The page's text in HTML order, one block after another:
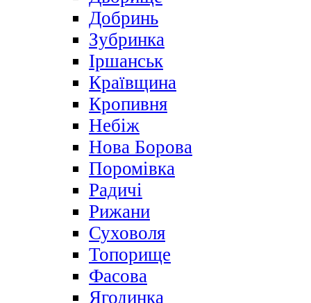
Добринь
Зубринка
Іршанськ
Краївщина
Кропивня
Небіж
Нова Борова
Поромівка
Радичі
Рижани
Суховоля
Топорище
Фасова
Ягодинка